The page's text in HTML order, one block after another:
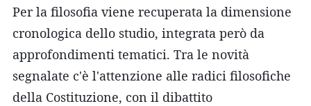
Per la filosofia viene recuperata la dimensione
cronologica dello studio, integrata però da
approfondimenti tematici. Tra le novità
segnalate c'è l'attenzione alle radici filosofiche
della Costituzione, con il dibattito